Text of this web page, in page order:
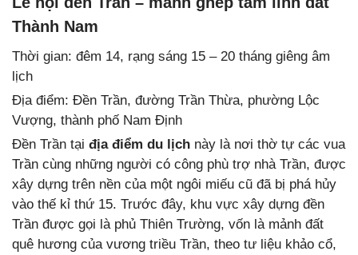
Thành Nam
Thời gian: đêm 14, rạng sáng 15 – 20 tháng giêng âm
lịch
Địa điểm: Đền Trần, đường Trần Thừa, phường Lộc
Vượng, thành phố Nam Định
Đền Trần tại địa điểm du lịch này là nơi thờ tự các vua
Trần cùng những người có công phù trợ nhà Trần, được
xây dựng trên nền của một ngôi miếu cũ đã bị phá hủy
vào thế kỉ thứ 15. Trước đây, khu vực xây dựng đền
Trần được gọi là phủ Thiên Trường, vốn là mảnh đất
quê hương của vương triều Trần, theo tư liệu khảo cổ,